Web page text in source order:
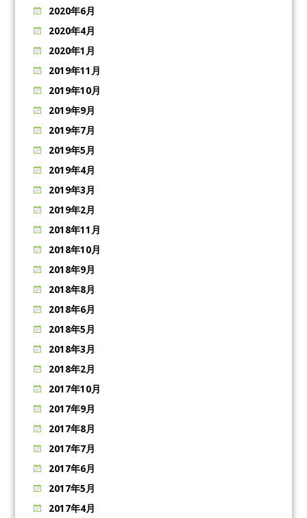
2020年6月
2020年4月
2020年1月
2019年11月
2019年10月
2019年9月
2019年7月
2019年5月
2019年4月
2019年3月
2019年2月
2018年11月
2018年10月
2018年9月
2018年8月
2018年6月
2018年5月
2018年3月
2018年2月
2017年10月
2017年9月
2017年8月
2017年7月
2017年6月
2017年5月
2017年4月